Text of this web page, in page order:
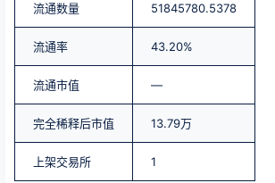
流通数量 51845780.5378
流通率 43.20%
流通市值 —
完全稀释后市值 13.79万
上架交易所 1